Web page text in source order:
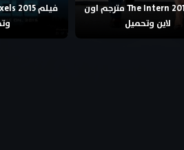
فيلم The Intern 2015 مترجم اون
لاين وتحميل